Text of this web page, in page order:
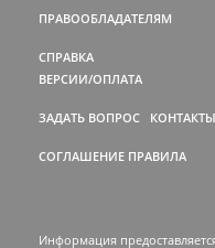
ПРАВООБЛАДАТЕЛЯМ
СПРАВКА
ВЕРСИИ/ОПЛАТА
ЗАДАТЬ ВОПРОС КОНТАКТЫ
СОГЛАШЕНИЕ ПРАВИЛА
Информация